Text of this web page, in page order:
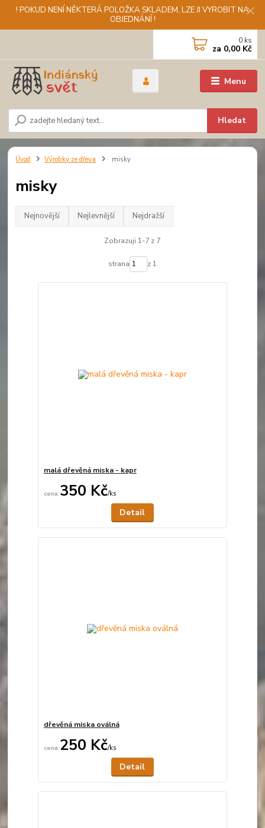
! POKUD NENÍ NĚKTERÁ POLOŽKA SKLADEM, LZE JI VYROBIT NA
OBJEDNÁNÍ !
Menu
Hledat
0 ks
za 0,00 Kč
Úvod Výrobky ze dřeva misky
misky
Nejnovější Nejlevnější Nejdražší
Zobrazuji 1-7 z 7
strana z 1
malá dřevěná miska - kapr
350 Kč/ks
Detail
dřevěná miska oválná
250 Kč/ks
Detail